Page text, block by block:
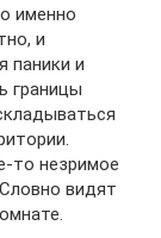
именно
и
паники и
границы
то незримое
видят